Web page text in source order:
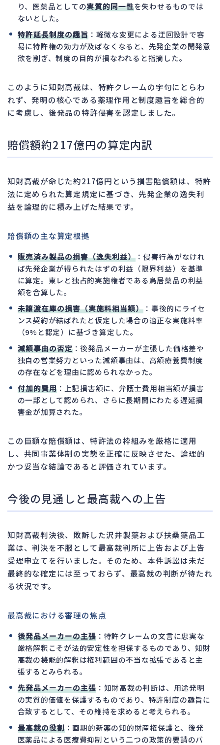
り、医薬品としての実質的同一性を失わせるものでは
ないとした。
特許延長制度の趣旨：軽微な変更による迂回設計で容
易に特許権の効力が及ばなくなると、先発企業の開発意
欲を削ぎ、制度の目的が損なわれると指摘した。
このように知財高裁は、特許クレームの字句にとらわ
れず、発明の核心である薬理作用と制度趣旨を総合的
に考慮し、後発品の特許侵害を認定しました。
賠償額約217億円の算定内訳
知財高裁が命じた約217億円という損害賠償額は、特許
法に定められた算定規定に基づき、先発企業の逸失利
益を論理的に積み上げた結果です。
賠償額の主な算定根拠
販売済み製品の損害（逸失利益）：侵害行為がなけれ
ば先発企業が得られたはずの利益（限界利益）を基準
に算定。東レと独占的実施権者である鳥居薬品の利益
額を合算した。
未譲渡在庫の損害（実施料相当額） ：事後的にライセ
ンス契約が結ばれたと仮定した場合の適正な実施料率
（9%と認定）に基づき算定した。
減額事由の否定：後発品メーカーが主張した価格差や
独自の営業努力といった減額事由は、高額療養費制度
の存在などを理由に認められなかった。
付加的費用：上記損害額に、弁護士費用相当額が損害
の一部として認められ、さらに長期間にわたる遅延損
害金が加算された。
この巨額な賠償額は、特許法の枠組みを厳格に適用
し、共同事業体制の実態を正確に反映させた、論理的
かつ妥当な結論であると評価されています。
今後の見通しと最高裁への上告
知財高裁判決後、敗訴した沢井製薬および扶桑薬品工
業は、判決を不服として最高裁判所に上告および上告
受理申立てを行いました。そのため、本件訴訟は未だ
最終的な確定には至っておらず、最高裁の判断が待たれ
る状況です。
最高裁における審理の焦点
後発品メーカーの主張：特許クレームの文言に忠実な
厳格解釈こそが法的安定性を担保するものであり、知財
高裁の機能的解釈は権利範囲の不当な拡張であると主
張するとみられる。
先発品メーカーの主張：知財高裁の判断は、用途発明
の実質的価値を保護するものであり、特許制度の趣旨に
合致するとして、その維持を求めると考えられる。
最高裁の役割：画期的新薬の知的財産権保護と、後発
医薬品による医療費抑制という二つの政策的要請のバ